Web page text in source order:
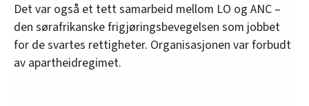
Det var også et tett samarbeid mellom LO og ANC –
den sørafrikanske frigjøringsbevegelsen som jobbet
for de svartes rettigheter. Organisasjonen var forbudt
av apartheidregimet.